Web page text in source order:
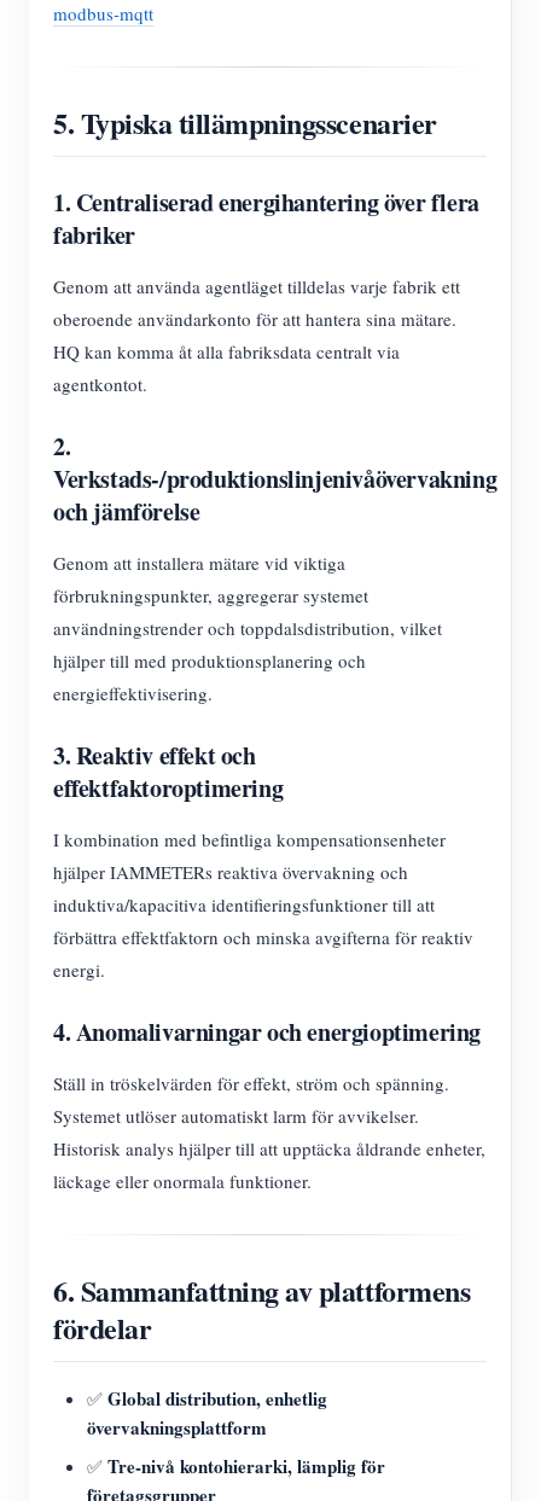
modbus-mqtt
5. Typiska tillämpningsscenarier
1. Centraliserad energihantering över flera
fabriker
Genom att använda agentläget tilldelas varje fabrik ett
oberoende användarkonto för att hantera sina mätare.
HQ kan komma åt alla fabriksdata centralt via
agentkontot.
2.
Verkstads-/produktionslinjenivåövervakning
och jämförelse
Genom att installera mätare vid viktiga
förbrukningspunkter, aggregerar systemet
användningstrender och toppdalsdistribution, vilket
hjälper till med produktionsplanering och
energieffektivisering.
3. Reaktiv effekt och
effektfaktoroptimering
I kombination med befintliga kompensationsenheter
hjälper IAMMETERs reaktiva övervakning och
induktiva/kapacitiva identifieringsfunktioner till att
förbättra effektfaktorn och minska avgifterna för reaktiv
energi.
4. Anomalivarningar och energioptimering
Ställ in tröskelvärden för effekt, ström och spänning.
Systemet utlöser automatiskt larm för avvikelser.
Historisk analys hjälper till att upptäcka åldrande enheter,
läckage eller onormala funktioner.
6. Sammanfattning av plattformens
fördelar
✅ Global distribution, enhetlig
övervakningsplattform
✅ Tre-nivå kontohierarki, lämplig för
företagsgrupper